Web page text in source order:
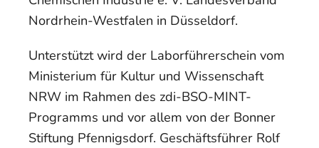
Nordrhein-Westfalen in Düsseldorf.
Unterstützt wird der Laborführerschein vom
Ministerium für Kultur und Wissenschaft
NRW im Rahmen des zdi-BSO-MINT-
Programms und vor allem von der Bonner
Stiftung Pfennigsdorf. Geschäftsführer Rolf